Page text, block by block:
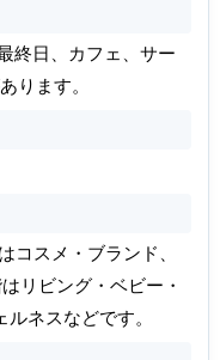
終日、カフェ、サー
ります。
コスメ・ブランド、
リビング・ベビー・
ネスなどです。